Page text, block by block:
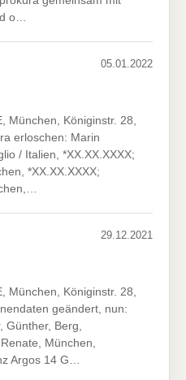
o…
05.01.2022
München, Königinstr. 28,
erloschen: Marin
/ Italien, *XX.XX.XXXX;
*XX.XX.XXXX;
29.12.2021
München, Königinstr. 28,
geändert, nun:
Günther, Berg,
München,
Argos 14 G…